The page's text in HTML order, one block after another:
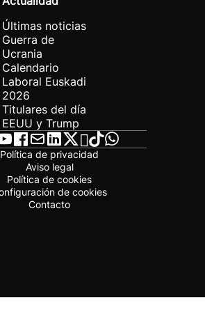
Últimas noticias
Guerra de
Ucrania
Calendario
Laboral Euskadi
2026
Titulares del día
EEUU y Trump
Política de privacidad
Aviso legal
Política de cookies
de cookies
Contacto